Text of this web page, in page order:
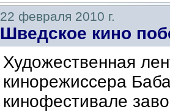
22 февраля 2010 г.
Шведское кино
Художественная
кинорежиссера
кинофестивале